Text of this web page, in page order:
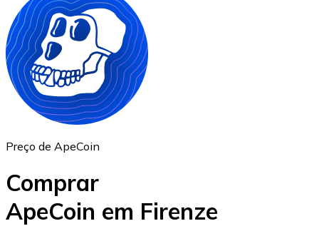
Ethereum
ETH
Preço de ApeCoin
Comprar
ApeCoin em Firenze